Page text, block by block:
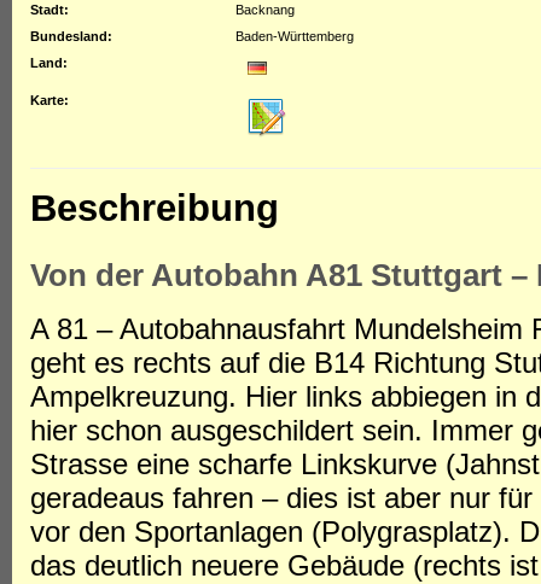
Stadt:
Backnang
Bundesland:
Baden-Württemberg
Land:
Karte:
Beschreibung
Von der Autobahn A81 Stuttgart –
A 81 – Autobahnausfahrt
geht es rechts auf die B14 Richtung
Ampelkreuzung. Hier links abbiegen in
hier schon ausgeschildert sein. Immer
Strasse eine scharfe Linkskurve
geradeaus fahren – dies ist aber nur
vor den Sportanlagen (Polygrasplatz).
das deutlich neuere Gebäude (rechts